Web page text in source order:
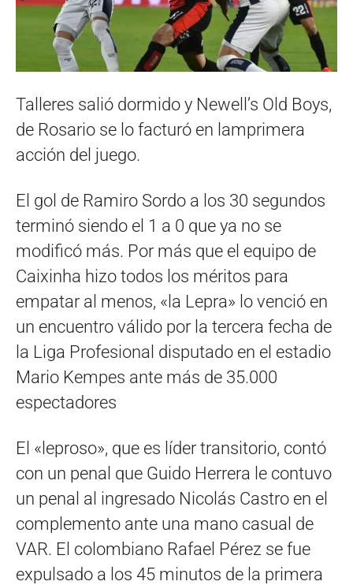
Talleres salió dormido y Newell’s Old Boys,
de Rosario se lo facturó en lamprimera
acción del juego.
El gol de Ramiro Sordo a los 30 segundos
terminó siendo el 1 a 0 que ya no se
modificó más. Por más que el equipo de
Caixinha hizo todos los méritos para
empatar al menos, «la Lepra» lo venció en
un encuentro válido por la tercera fecha de
la Liga Profesional disputado en el estadio
Mario Kempes ante más de 35.000
espectadores
El «leproso», que es líder transitorio, contó
con un penal que Guido Herrera le contuvo
un penal al ingresado Nicolás Castro en el
complemento ante una mano casual de
VAR. El colombiano Rafael Pérez se fue
expulsado a los 45 minutos de la primera